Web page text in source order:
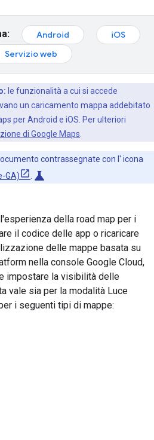
Android
iOS
Servizio web
le funzionalità a cui si accede
un caricamento mappa addebitato
per Android e iOS. Per ulteriori
di Google Maps
contrassegnate con l' icona
GA) science
della road map per i
il codice delle app o ricaricare
delle mappe basata su
nella console Google Cloud,
impostare la visibilità delle
vale sia per la modalità Luce
i seguenti tipi di mappe: